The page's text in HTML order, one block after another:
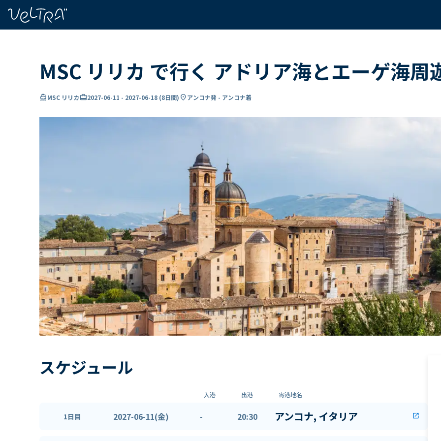
MSC リリカ で行く アドリア海とエーゲ海周
directions_boatMSC リリカcard_travel2027-06-11 - 2027-06-18 (8日間) location_onアンコナ発 - アンコナ着
スケジュール
入港 出港 寄港地名
1日目 2027-06-11(金) - 20:30 アンコナ, イタリア open_in_new